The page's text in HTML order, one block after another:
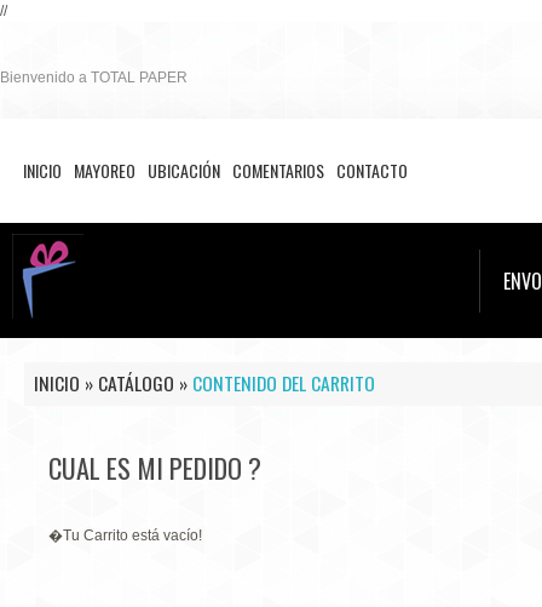
//
INICIO MAYOREO UBICACIÓN COMENTARIOS CONTACTO
Bienvenido a TOTAL PAPER
INICIO » CATÁLOGO » CONTENIDO DEL CARRITO
CUAL ES MI PEDIDO ?
�Tu Carrito está vacío!